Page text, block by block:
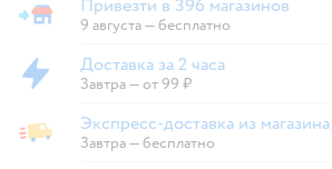
Привезти в магазин
Привезти в 396 магазинов
9 августа—бесплатно
Доставка за 2 часа
Доставка за 2 часа
Завтра—от 99 ₽
Экспресс-доставка из магазина
Экспресс-доставка из магазина
Завтра—бесплатно